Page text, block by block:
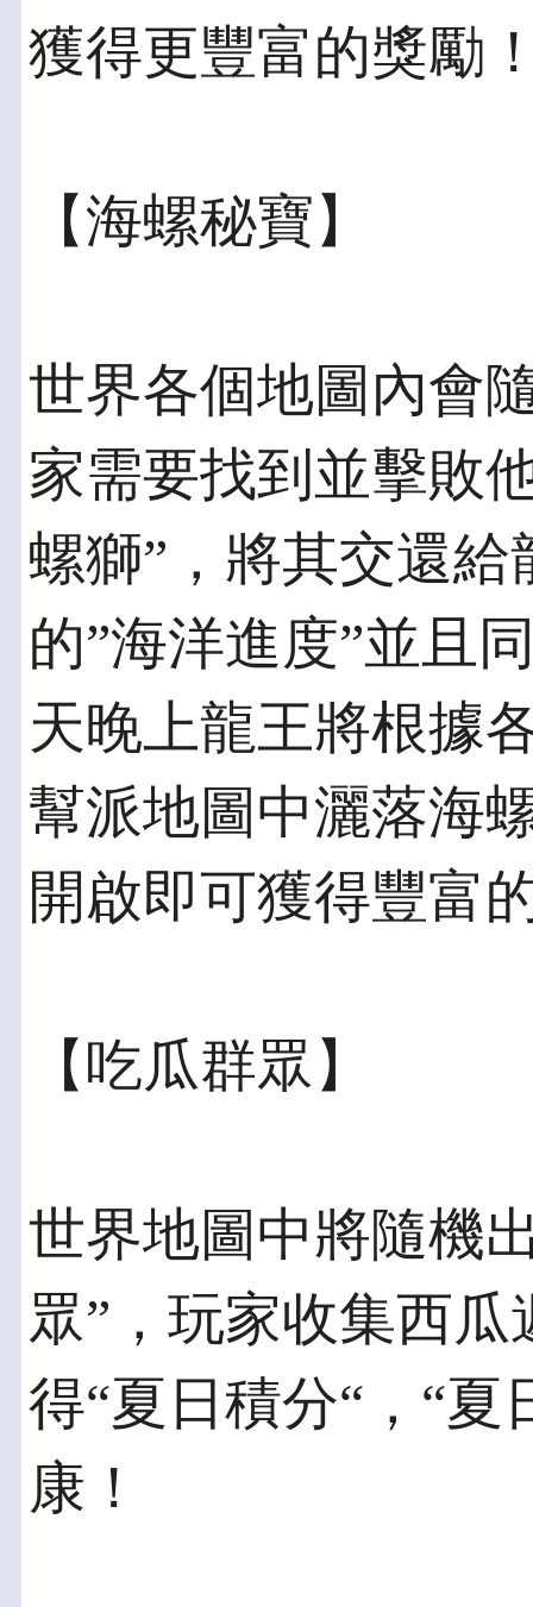
獲得更豐富的獎勵
【海螺秘寶】
世界各個地圖內會
家需要找到並擊敗
螺獅”，將其交還
的”海洋進度”並且
天晚上龍王將根據
幫派地圖中灑落海
開啟即可獲得豐富
【吃瓜群眾】
世界地圖中將隨機
眾”，玩家收集西
得“夏日積分“，“
康！